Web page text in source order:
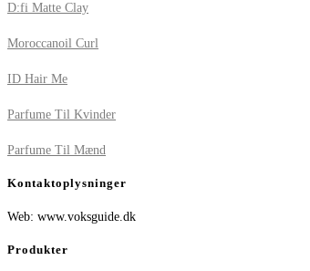
D:fi Matte Clay
Moroccanoil Curl
ID Hair Me
Parfume Til Kvinder
Parfume Til Mænd
Kontaktoplysninger
Web: www.voksguide.dk
Produkter